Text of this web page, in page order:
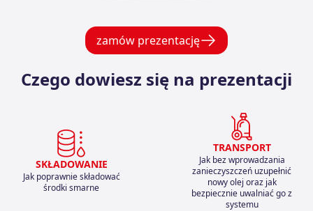
zamów prezentację
Czego dowiesz się na prezentacji
SKŁADOWANIE
Jak poprawnie składować
środki smarne
TRANSPORT
Jak bez wprowadzania
zanieczyszczeń uzupełnić
nowy olej oraz jak
bezpiecznie uwalniać go z
systemu